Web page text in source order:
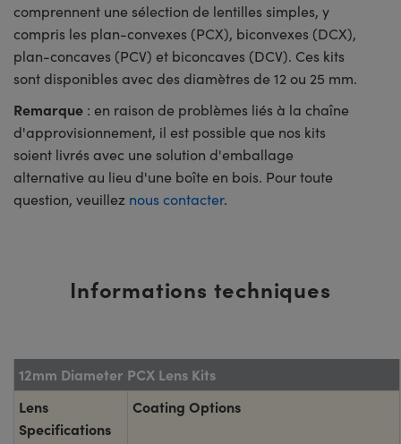
comprennent une sélection de lentilles simples, y
compris les plan-convexes (PCX), biconvexes (DCX),
plan-concaves (PCV) et biconcaves (DCV). Ces kits
sont disponibles avec des diamètres de 12 ou 25 mm.
Remarque : en raison de problèmes liés à la chaîne
d'approvisionnement, il est possible que nos kits
soient livrés avec une solution d'emballage
alternative au lieu d'une boîte en bois. Pour toute
question, veuillez nous contacter.
Informations techniques
12mm Diameter PCX Lens Kits
Lens
Specifications
Coating Options